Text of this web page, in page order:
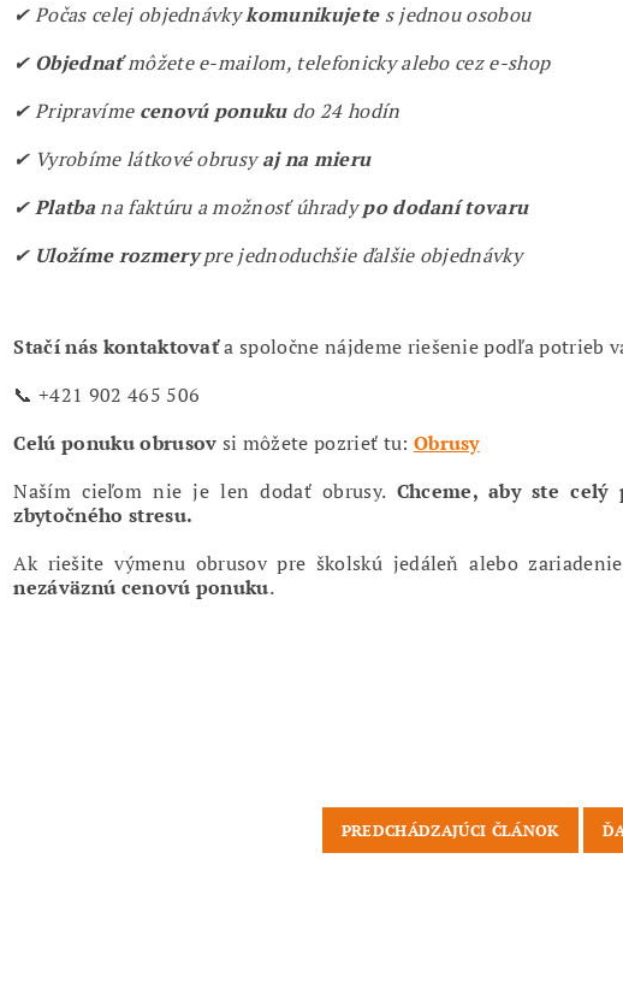
✔ Počas celej objednávkykomunikujetes jednou osobou
✔ Objednaťmôžete e-mailom, telefonicky alebo cez e-shop
✔ Pripravíme cenovú ponukudo 24 hodín
✔ Vyrobíme látkové obrusyaj na mieru
✔Platbana faktúru a možnosť úhradypo dodaní tovaru
✔ Uložíme rozmerypre jednoduchšie ďalšie objednávky
Stačí nás kontaktovaťa spoločne nájdeme riešenie podľa potrieb
📞 +421 902 465 506
Celú ponuku obrusov si môžete pozrieť tu: Obrusy
Naším cieľom nie je len dodať obrusy. Chceme, aby ste
zbytočného stresu.
Ak riešite výmenu obrusov pre školskú jedáleň alebo
nezáväznú cenovú ponuku.
PREDCHÁDZAJÚCI ČLÁNOK